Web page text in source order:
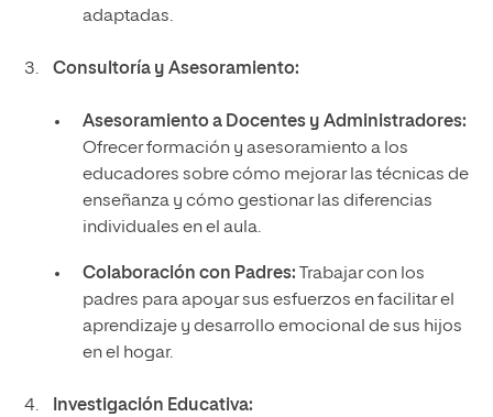
adaptadas.
Consultoría y Asesoramiento:
Asesoramiento a Docentes y Administradores:
Ofrecer formación y asesoramiento a los
educadores sobre cómo mejorar las técnicas de
enseñanza y cómo gestionar las diferencias
individuales en el aula.
Colaboración con Padres: Trabajar con los
padres para apoyar sus esfuerzos en facilitar el
aprendizaje y desarrollo emocional de sus hijos
en el hogar.
Investigación Educativa: